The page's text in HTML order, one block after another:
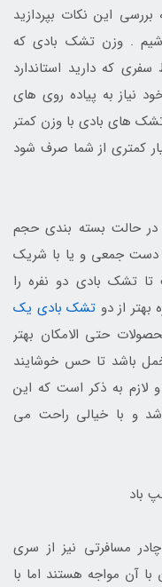
این نکات بپردازید
. وزن تشک بادی که
که دارید استاندارد
نیاز به پیاده روی های
های بادی با وزن کمتر
کمتری از شما صرف شود
در حالت بسته بندی حجم
دست جمعی و یا با شریک
تشک بادی دو نفره را
از دو تشک بادی یک
حتی الامکان بهتر
باشد تا حس خوشایند
لازم به ذکر است که این
و با خیالی راحت می
باد
مسافرتی نیز از سری
آن مواجه هستند اما با